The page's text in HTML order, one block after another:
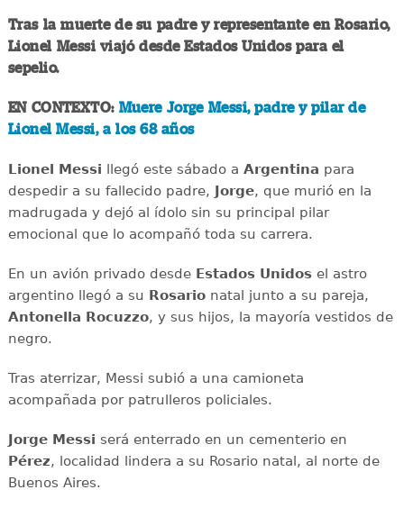
Tras la muerte de su padre y representante en Rosario,
Lionel Messiviajó desde Estados Unidos para el
sepelio.
EN CONTEXTO: Muere Jorge Messi, padre y pilar de
Lionel Messi, a los 68 años
Lionel Messi llegó este sábado a Argentina para
despedir a su fallecido padre, Jorge, que murió en la
madrugada y dejó al ídolo sin su principal pilar
emocional que lo acompañó toda su carrera.
En un avión privado desdeEstados Unidosel astro
argentino llegó a su Rosarionatal junto a su pareja,
Antonella Rocuzzo, y sus hijos, la mayoría vestidos de
negro.
Tras aterrizar, Messi subió a una camioneta
acompañada por patrulleros policiales.
Jorge Messi será enterrado en un cementerio en
Pérez, localidad lindera a su Rosario natal, al norte de
Buenos Aires.